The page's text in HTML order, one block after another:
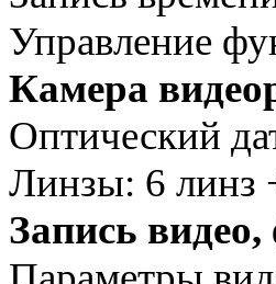
Управление
Камера
Оптический
Линзы: 6 линз
Запись видео,